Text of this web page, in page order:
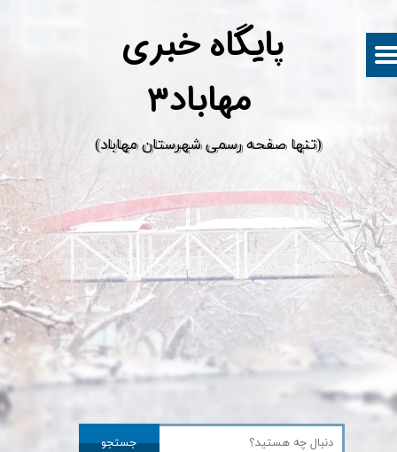
پایگاه خبری
​(تنها صفحه رسمی شهرستان مهاباد)
جستجو